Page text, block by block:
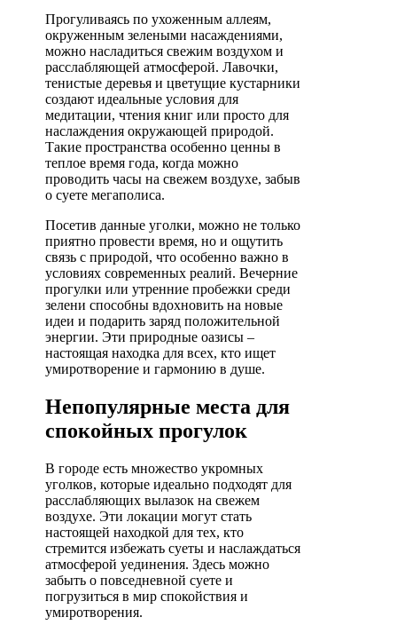
Прогуливаясь по ухоженным аллеям,
окруженным зелеными насаждениями,
можно насладиться свежим воздухом и
расслабляющей атмосферой. Лавочки,
тенистые деревья и цветущие кустарники
создают идеальные условия для
медитации, чтения книг или просто для
наслаждения окружающей природой.
Такие пространства особенно ценны в
теплое время года, когда можно
проводить часы на свежем воздухе, забыв
о суете мегаполиса.
Посетив данные уголки, можно не только
приятно провести время, но и ощутить
связь с природой, что особенно важно в
условиях современных реалий. Вечерние
прогулки или утренние пробежки среди
зелени способны вдохновить на новые
идеи и подарить заряд положительной
энергии. Эти природные оазисы –
настоящая находка для всех, кто ищет
умиротворение и гармонию в душе.
Непопулярные места для
спокойных прогулок
В городе есть множество укромных
уголков, которые идеально подходят для
расслабляющих вылазок на свежем
воздухе. Эти локации могут стать
настоящей находкой для тех, кто
стремится избежать суеты и наслаждаться
атмосферой уединения. Здесь можно
забыть о повседневной суете и
погрузиться в мир спокойствия и
умиротворения.